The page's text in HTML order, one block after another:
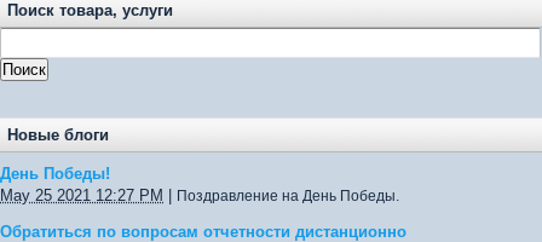
Поиск товара, услуги
Новые блоги
День Победы!
May 25 2021 12:27 PM
Поздравление на День Победы.
Обратиться по вопросам отчетности дистанционно